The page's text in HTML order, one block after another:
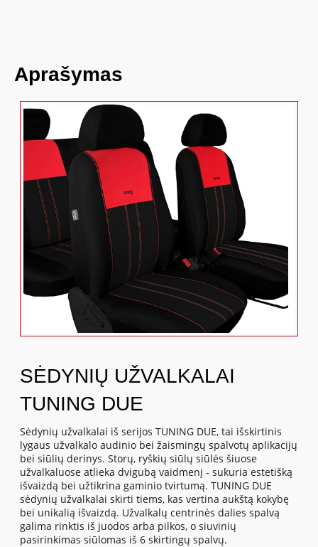
Aprašymas
SĖDYNIŲ UŽVALKALAI
TUNING DUE
Sėdynių užvalkalai iš serijos TUNING DUE, tai išskirtinis
lygaus užvalkalo audinio bei žaismingų spalvotų aplikacijų
bei siūlių derinys. Storų, ryškių siūlų siūlės šiuose
užvalkaluose atlieka dvigubą vaidmenį - sukuria estetišką
išvaizdą bei užtikrina gaminio tvirtumą. TUNING DUE
sėdynių užvalkalai skirti tiems, kas vertina aukštą kokybę
bei unikalią išvaizdą. Užvalkalų centrinės dalies spalvą
galima rinktis iš juodos arba pilkos, o siuvinių
pasirinkimas siūlomas iš 6 skirtingų spalvų.